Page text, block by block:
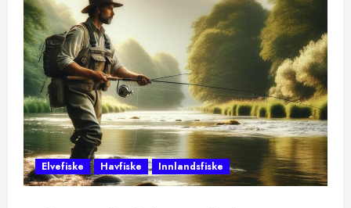
Elvefiske Havfiske Innlandsfiske